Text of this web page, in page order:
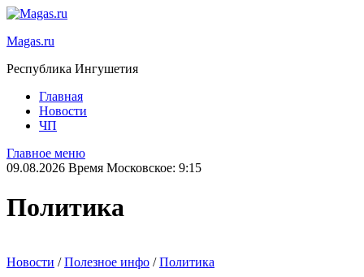
Magas.ru
Республика Ингушетия
Главная
Новости
ЧП
Главное меню
09.08.2026 Время Московское: 9:15
Политика
Новости /Полезное инфо /Политика